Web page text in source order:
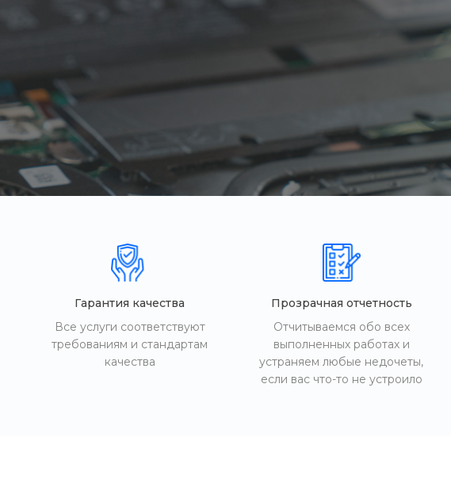
Гарантия качества
Все услуги соответствуют
требованиям и стандартам
качества
Прозрачная отчетность
Отчитываемся обо всех
выполненных работах и
устраняем любые недочеты,
если вас что-то не устроило